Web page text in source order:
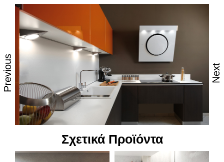
Αναβαθμισμένες Ιδιότητες:
Σύγχρονη αισθητική, λεπτή εμφάνιση
Στιβαροί και ανθεκτικοί στη καθημερινή φθορά από
τριβή, κρούση & χάραξη
Ανθεκτικοί στη θερμοκρασία, 100% στην υγρασία &
το νερό
Επιφάνεια χωρίς πόρους, απόλυτα υγιεινή &
κατάλληλη για τρόφιμα
Ανθεκτικοί στους λεκέδες
Δυνατότητα εύκολου καθημερινού καθαρισμού με
Previous Next
Σχετικά Προϊόντα